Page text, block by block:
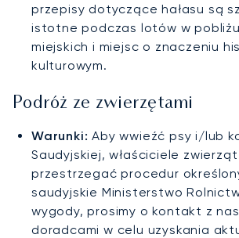
przepisy dotyczące hałasu są
istotne podczas lotów w
miejskich i miejsc o znaczeniu
kulturowym.
Podróż ze zwierzętami
Warunki: Aby wwieźć psy i/lub
Saudyjskiej, właściciele zwierząt
przestrzegać procedur
saudyjskie Ministerstwo
wygody, prosimy o kontakt z
doradcami w celu uzyskania